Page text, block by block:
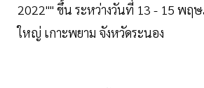
2022"" ขึ้น ระหว่างวันที่ 13 - 15 พฤ
ใหญ่ เกาะพยาม จังหวัดระนอง